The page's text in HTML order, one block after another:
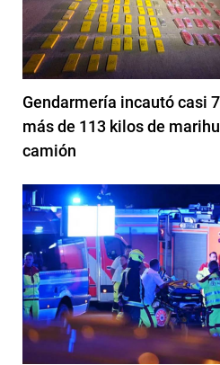
Gendarmería incautó casi
más de 113 kilos de
camión